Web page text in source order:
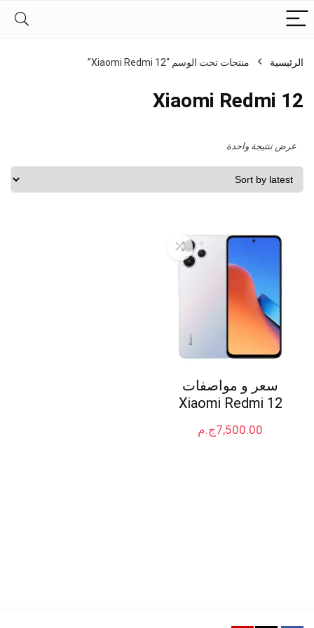
الرئيسية منتجات تحت الوسم “Xiaomi Redmi 12”
Xiaomi Redmi 12
عرض نتتيجة واحدة
سعر و مواصفات
Xiaomi Redmi 12
ج.م7,500.00